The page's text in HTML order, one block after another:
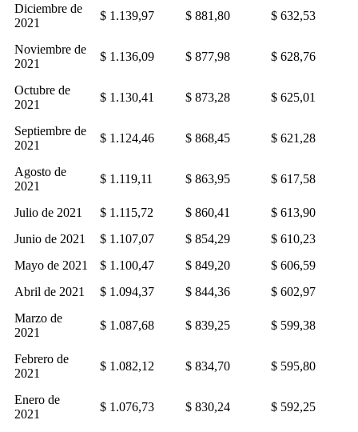
Diciembre de
2021
$ 1.139,97 $ 881,80 $ 632,53
Noviembre de
2021
$ 1.136,09 $ 877,98 $ 628,76
Octubre de
2021
$ 1.130,41 $ 873,28 $ 625,01
Septiembre de
2021
$ 1.124,46 $ 868,45 $ 621,28
Agosto de
2021
$ 1.119,11 $ 863,95 $ 617,58
Julio de 2021 $ 1.115,72 $ 860,41
$ 613,90
Junio de 2021
$ 1.107,07 $ 854,29
$ 610,23
Mayo de 2021
$ 1.100,47 $ 849,20
$ 606,59
Abril de 2021
$ 1.094,37 $ 844,36
$ 602,97
Marzo de
2021
$ 1.087,68 $ 839,25 $ 599,38
Febrero de
2021
$ 1.082,12 $ 834,70 $ 595,80
Enero de
2021
$ 1.076,73 $ 830,24 $ 592,25